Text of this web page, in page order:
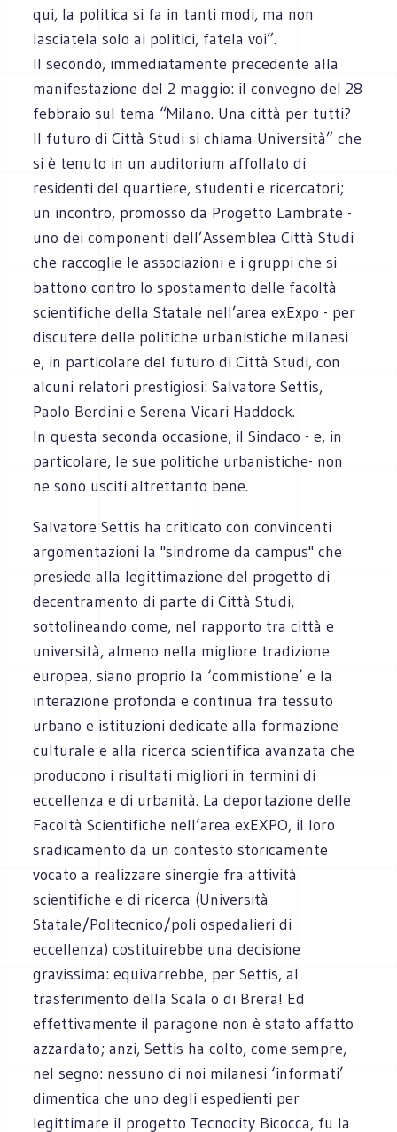
qui, la politica si fa in tanti modi, ma non
lasciatela solo ai politici, fatela voi”.
Il secondo, immediatamente precedente alla
manifestazione del 2 maggio: il convegno del 28
febbraio sul tema “Milano. Una città per tutti?
Il futuro di Città Studi si chiama Università” che
si è tenuto in un auditorium affollato di
residenti del quartiere, studenti e ricercatori;
un incontro, promosso da Progetto Lambrate -
uno dei componenti dell’Assemblea Città Studi
che raccoglie le associazioni e i gruppi che si
battono contro lo spostamento delle facoltà
scientifiche della Statale nell’area exExpo - per
discutere delle politiche urbanistiche milanesi
e, in particolare del futuro di Città Studi, con
alcuni relatori prestigiosi: Salvatore Settis,
Paolo Berdini e Serena Vicari Haddock.
In questa seconda occasione, il Sindaco - e, in
particolare, le sue politiche urbanistiche- non
ne sono usciti altrettanto bene.
Salvatore Settis ha criticato con convincenti
argomentazioni la "sindrome da campus" che
presiede alla legittimazione del progetto di
decentramento di parte di Città Studi,
sottolineando come, nel rapporto tra città e
università, almeno nella migliore tradizione
europea, siano proprio la ‘commistione’ e la
interazione profonda e continua fra tessuto
urbano e istituzioni dedicate alla formazione
culturale e alla ricerca scientifica avanzata che
producono i risultati migliori in termini di
eccellenza e di urbanità. La deportazione delle
Facoltà Scientifiche nell’area exEXPO, il loro
sradicamento da un contesto storicamente
vocato a realizzare sinergie fra attività
scientifiche e di ricerca (Università
Statale/Politecnico/poli ospedalieri di
eccellenza) costituirebbe una decisione
gravissima: equivarrebbe, per Settis, al
trasferimento della Scala o di Brera! Ed
effettivamente il paragone non è stato affatto
azzardato; anzi, Settis ha colto, come sempre,
nel segno: nessuno di noi milanesi ‘informati’
dimentica che uno degli espedienti per
legittimare il progetto Tecnocity Bicocca, fu la